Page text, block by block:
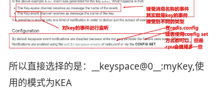
所以直接选择的是：__keyspace@0__:myKey,使
用的模式为KEA